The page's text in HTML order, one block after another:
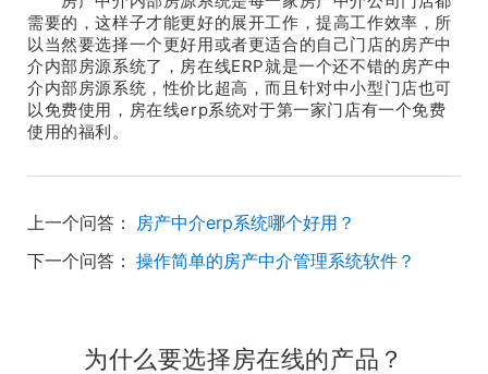
需要的，这样子才能更好的展开工作，提高工作效率，所
以当然要选择一个更好用或者更适合的自己门店的房产中
介内部房源系统了，房在线ERP就是一个还不错的房产中
介内部房源系统，性价比超高，而且针对中小型门店也可
以免费使用，房在线erp系统对于第一家门店有一个免费
使用的福利。
上一个问答： 房产中介erp系统哪个好用？
下一个问答： 操作简单的房产中介管理系统软件？
为什么要选择房在线的产品？